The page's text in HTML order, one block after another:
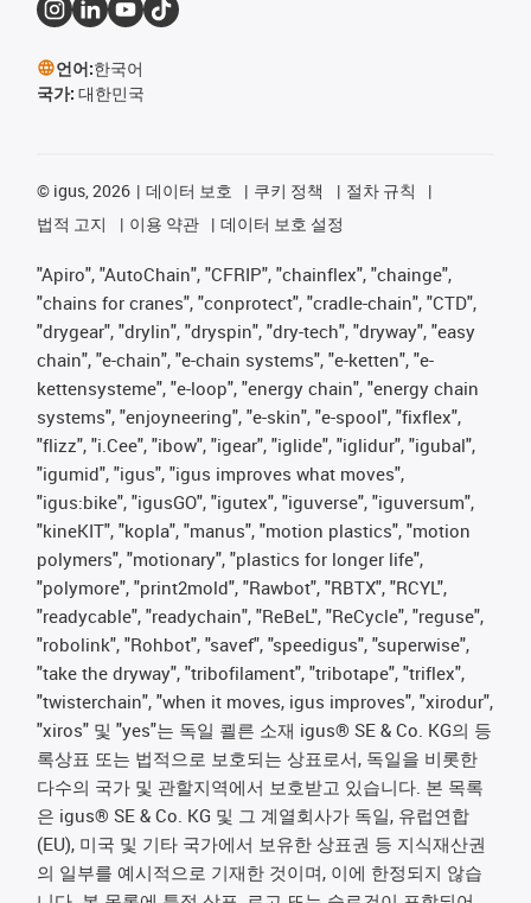
언어:한국어
국가: 대한민국
© igus, 2026 데이터 보호 쿠키 정책
절차 규칙
법적 고지
이용 약관 데이터 보호 설정
"Apiro", "AutoChain", "CFRIP", "chainflex", "chainge",
"chains for cranes", "conprotect", "cradle-chain", "CTD",
"drygear", "drylin", "dryspin", "dry-tech", "dryway", "easy
chain", "e-chain", "e-chain systems", "e-ketten", "e-
kettensysteme", "e-loop", "energy chain", "energy chain
systems", "enjoyneering", "e-skin", "e-spool", "fixflex",
"flizz", "i.Cee", "ibow", "igear", "iglide", "iglidur", "igubal",
"igumid", "igus", "igus improves what moves",
"igus:bike", "igusGO", "igutex", "iguverse", "iguversum",
"kineKIT", "kopla", "manus", "motion plastics", "motion
polymers", "motionary", "plastics for longer life",
"polymore", "print2mold", "Rawbot", "RBTX", "RCYL",
"readycable", "readychain", "ReBeL", "ReCycle", "reguse",
"robolink", "Rohbot", "savef", "speedigus", "superwise",
"take the dryway", "tribofilament", "tribotape", "triflex",
"twisterchain", "when it moves, igus improves", "xirodur",
"xiros" 및 "yes"는 독일 쾰른 소재 igus® SE & Co. KG의 등
록상표 또는 법적으로 보호되는 상표로서, 독일을 비롯한
다수의 국가 및 관할지역에서 보호받고 있습니다. 본 목록
은 igus® SE & Co. KG 및 그 계열회사가 독일, 유럽연합
(EU), 미국 및 기타 국가에서 보유한 상표권 등 지식재산권
의 일부를 예시적으로 기재한 것이며, 이에 한정되지 않습